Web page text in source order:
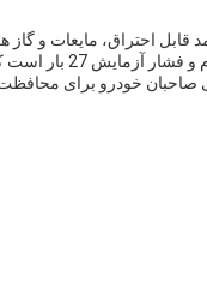
ساخته شده و با رنگ پودری
صاحبان خودرو برای